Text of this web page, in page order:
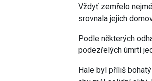
Vždyť zemřelo
srovnala jejich
Podle některých
podezřelých úmrtí
Hale byl příliš